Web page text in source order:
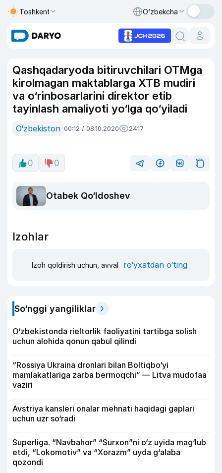
Toshkent O‘zbekcha
Qashqadaryoda bitiruvchilari OTMga
kirolmagan maktablarga XTB mudiri
va o‘rinbosarlarini direktor etib
tayinlash amaliyoti yo‘lga qo‘yiladi
O‘zbekiston 00:12 / 08.10.2020 2417
0 0
Otabek Qo‘ldoshev
Izohlar
Izoh qoldirish uchun, avval ro‘yxatdan o‘ting
So‘nggi yangiliklar
O‘zbekistonda rieltorlik faoliyatini tartibga solish
uchun alohida qonun qabul qilindi
“Rossiya Ukraina dronlari bilan Boltiqbo‘yi
mamlakatlariga zarba bermoqchi” — Litva mudofaa
vaziri
Avstriya kansleri onalar mehnati haqidagi gaplari
uchun uzr so‘radi
Superliga. “Navbahor” “Surxon”ni o‘z uyida mag‘lub
etdi, “Lokomotiv” va “Xorazm” uyda g‘alaba
qozondi